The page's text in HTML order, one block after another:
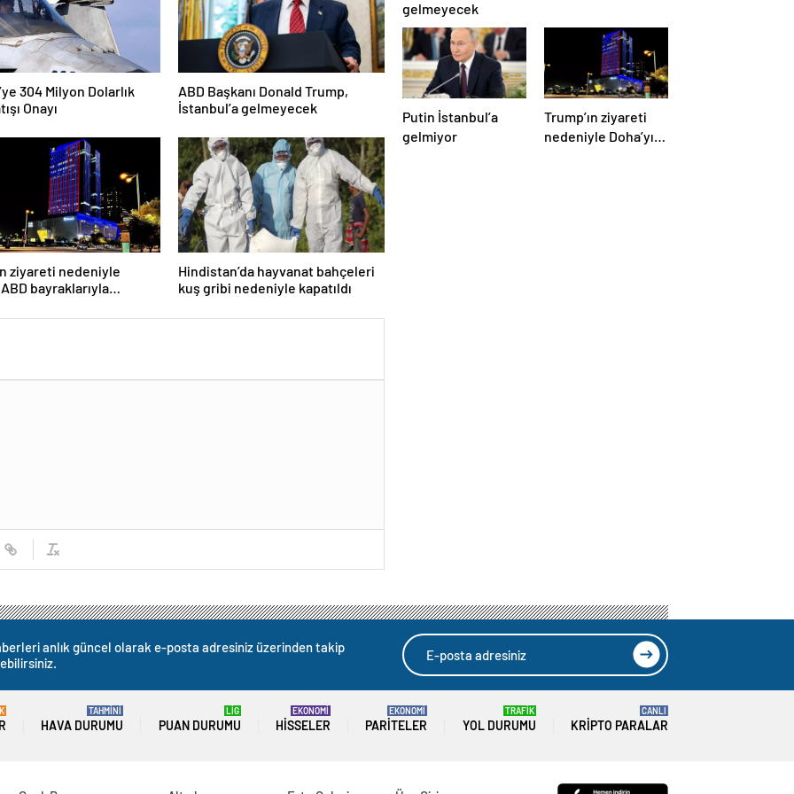
304 Milyon Dolarlık
Onayı
ABD Başkanı Donald Trump,
İstanbul’a gelmeyecek
ziyareti nedeniyle
ABD bayraklarıyla
Hindistan’da hayvanat bahçeleri
kuş gribi nedeniyle kapatıldı
gelmeyecek
Putin İstanbul’a
gelmiyor
Trump’ın ziyareti
nedeniyle Doha’yı
anlık güncel olarak e-posta adresiniz üzerinden takip
HAVA DURUMU
TAHMİNİ
PUAN DURUMU
LİG
HISSELER
EKONOMİ
PARITELER
EKONOMİ
YOL DURUMU
TRAFİK
KRIPTO PARALAR
CANLI